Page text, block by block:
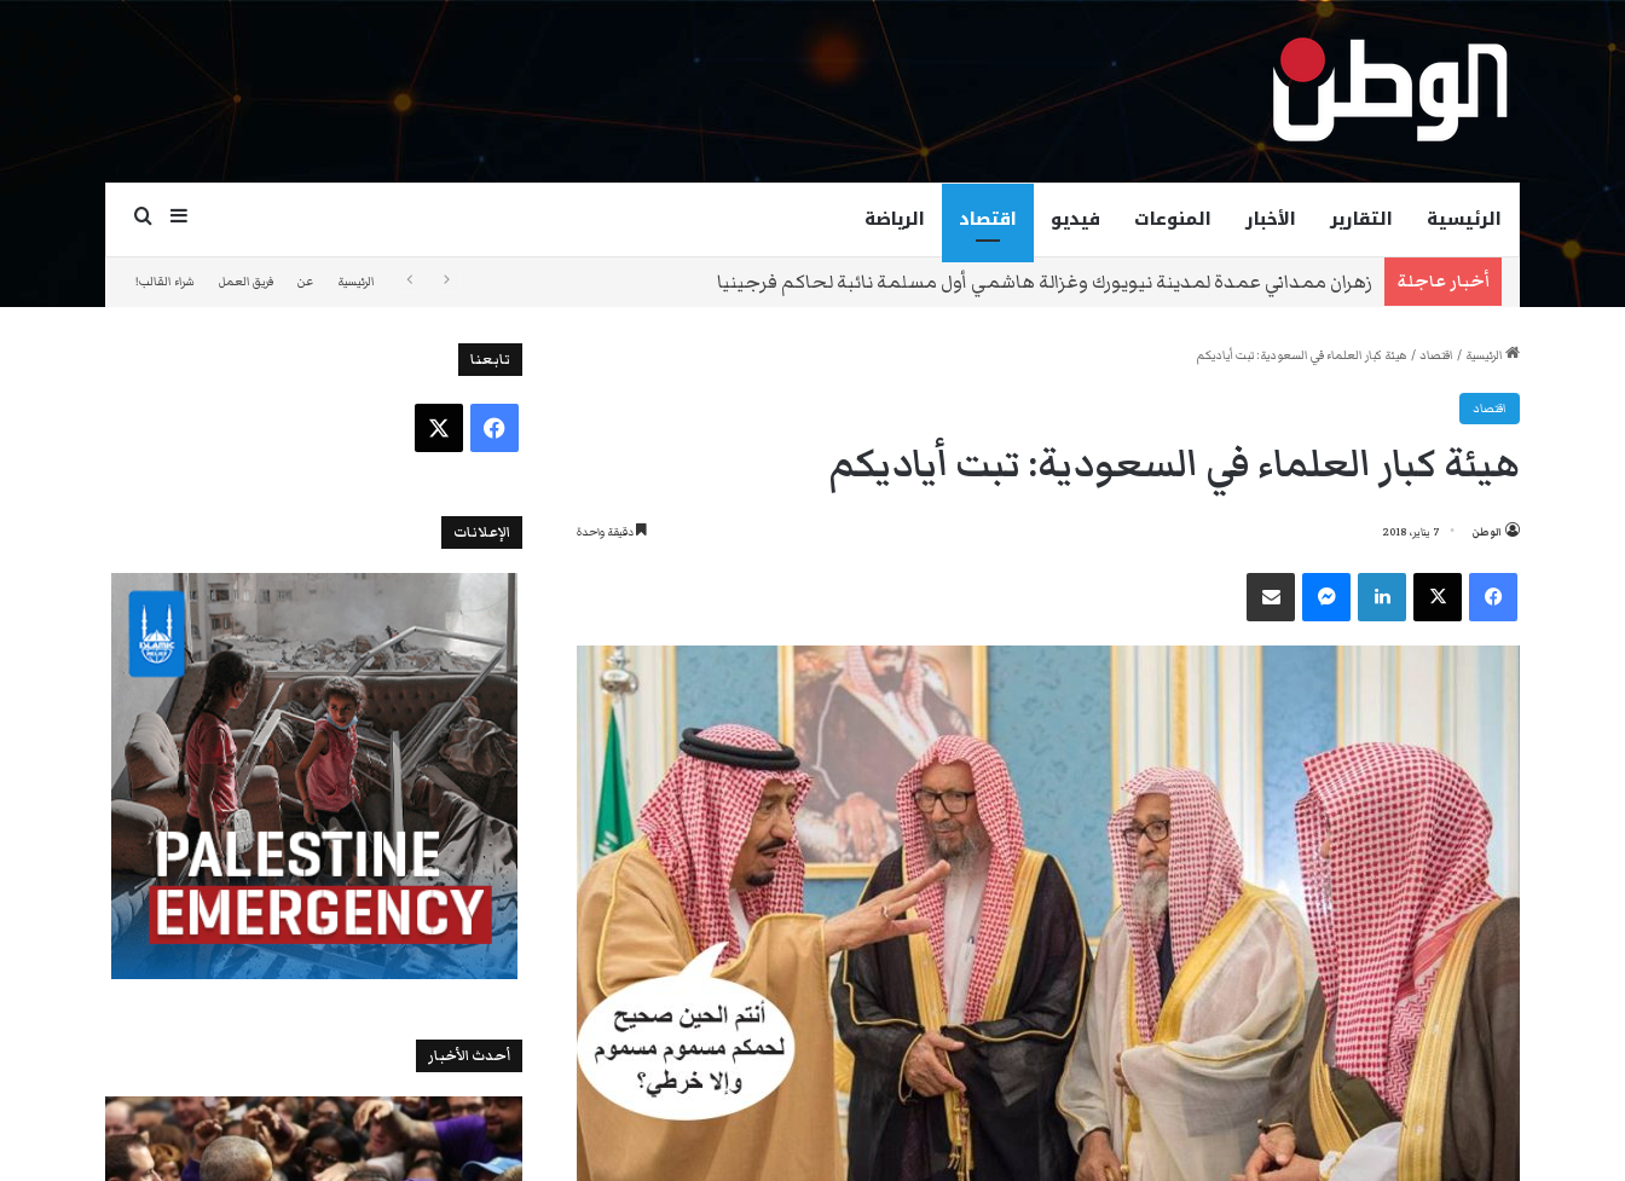
الرئيسية التقارير الأخبار المنوعات فيديو اقتصاد الرياضة إضافة عمود جانبي
بحث عن
أخبار عاجلة الرئيس الأمريكي ترامب: بعض أفعال نتنياهو لا تعجبني.. الرئيسية عن فريق العمل شراء القالب!
الرئيسية / اقتصاد/ هيئة كبار العلماء في السعودية: تبت أياديكم
اقتصاد
هيئة كبار العلماء في السعودية: تبت أياديكم
الوطن 7 يناير، 2018 دقيقة واحدة
فيسبوك ‫X لينكدإن ماسنجر مشاركة عبر البريد
تابعنا
فيسبوك
الإعلانات
أحدث الأخبار